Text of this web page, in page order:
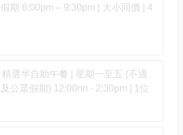
期 6:00pm – 9:30pm | 大小同價 | 4
精選半自助午餐 | 星期一至五 (不適
公眾假期) 12:00nn - 2:30pm | 1位